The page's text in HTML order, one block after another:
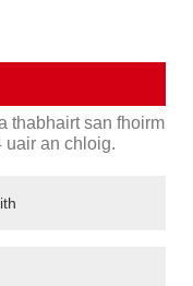
thabhairt san fhoirm
uair an chloig.